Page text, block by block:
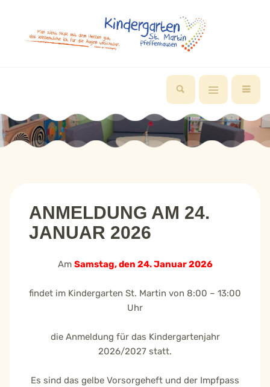
ANMELDUNG AM 24.
JANUAR 2026
Am Samstag, den 24. Januar 2026
findet im Kindergarten St. Martin von 8:00 – 13:00
Uhr
die Anmeldung für das Kindergartenjahr
2026/2027 statt.
Es sind das gelbe Vorsorgeheft und der Impfpass